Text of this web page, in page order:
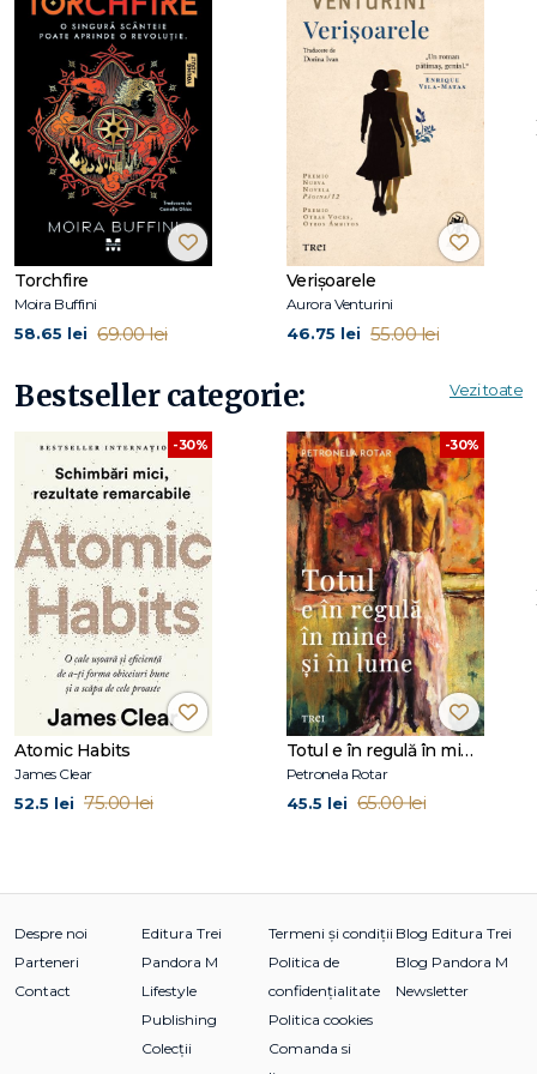
Erich Fromm(1900-1980), filosof şi psihanalist, este autor al
cărţilorArta de a fi (2012) şi A avea sau a fi?(2013), apărute
la Editura Trei.
D.T. Suzuki(1870-1966) a fost profesor de budism la
Universitatea Otani din Kyoto şi autor al mai multor cărţi
despre Zen şi cultura orientală, care au contribuit la
deschiderea Occidentului către acestea.
Richard J. De Martino(1922-2013) a fost discipol şi asistent
al profesorului Suzuki la câteva universităţi prestigioase,
ulterior profesor de religie la Universitatea Temple.
de Erich Fromm
Prelegeri despre budismul Zen de D.T. Suzuki
I. Est şi Vest
II. Inconştientul in budismul Zen
III. Conceptul Sinelui in budismul Zen
IV. Koanul
V. Cele cinci grade (Go-i)
Psihanaliza şi budismul Zen de Erich Fromm
I. Criza spirituală de azi şi rolul psihanalizei
II. Valori şi ţeluri in concepţiile psihanalitice ale lui Freud
III. Natura stării de bine — evoluţia psihică a omului
IV. Natura conştientului, a refulării şi a de-refulării
V. Principiile budismului Zen
Torchfire
Moira Buffini
58.65 lei 69.00 lei
Verișoarele
Aurora Venturini
46.75 lei 55.00 lei
Bestseller categorie: Vezi toate
-30%
Atomic Habits
James Clear
52.5 lei 75.00 lei
-30%
Totul e în regulă în mine și în lume
Petronela Rotar
45.5 lei 65.00 lei
Despre noi
Parteneri
Contact
Editura Trei
Pandora M
Lifestyle
Publishing
Colecții
Termeni și condiții
Politica de
confidențialitate
Politica cookies
Comanda si
Blog Editura Trei
Blog Pandora M
Newsletter